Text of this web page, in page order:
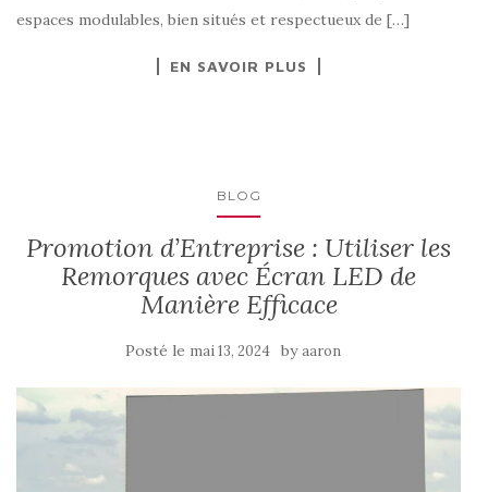
espaces modulables, bien situés et respectueux de […]
EN SAVOIR PLUS
BLOG
Promotion d’Entreprise : Utiliser les
Remorques avec Écran LED de
Manière Efficace
Posté le mai 13, 2024 byaaron